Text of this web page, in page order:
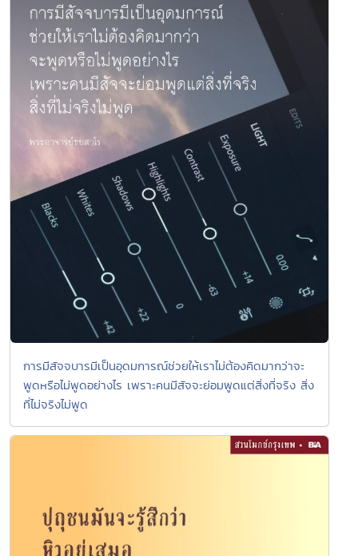
การมีสัจจบารมีเป็นอุดมการณ์ช่วยให้เราไม่ต้องคิดมากว่าจะ
พูดหรือไม่พูดอย่างไร เพราะคนมีสัจจะย่อมพูดแต่สิ่งที่จริง สิ่ง
ที่ไม่จริงไม่พูด